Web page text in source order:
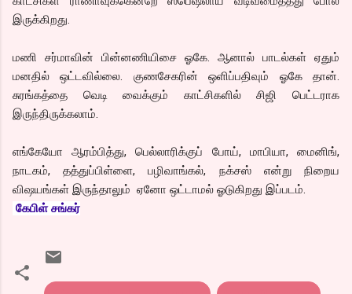
இருக்கிறது.
மணி சர்மாவின் பின்னணியிசை ஓகே. ஆனால் பாடல்கள் ஏதும்
மனதில் ஒட்டவில்லை. குணசேகரின் ஒளிப்பதிவும் ஓகே தான்.
சுரங்கத்தை வெடி வைக்கும் காட்சிகளில் சிஜி பெட்டராக
இருந்திருக்கலாம்.
எங்கேயோ ஆரம்பித்து, பெல்லாரிக்குப் போய், மாபியா, மைனிங்,
நாடகம், தத்துப்பிள்ளை, பழிவாங்கல், நக்சஸ் என்று நிறைய
விஷயங்கள் இருந்தாலும் ஏனோ ஒட்டாமல் ஓடுகிறது இப்படம்.
கேபிள் சங்கர்